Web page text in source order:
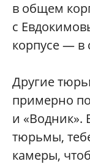
в общем
с
корпусе — в
Другие
примерно
и «Водник».
тюрьмы,
камеры,